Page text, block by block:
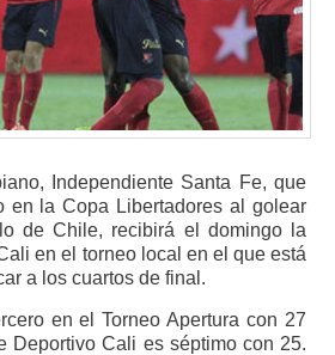
Independiente Santa Fe, que
en la Copa Libertadores al golear
de Chile, recibirá el domingo la
en el torneo local en el que está
a los cuartos de final.
en el Torneo Apertura con 27
Deportivo Cali es séptimo con 25.